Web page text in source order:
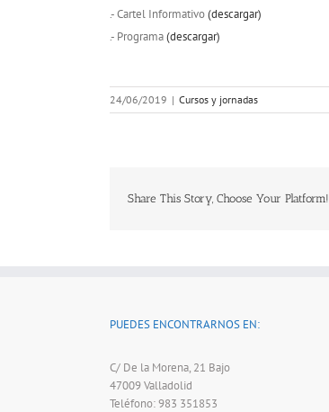
.- Cartel Informativo(descargar)
.- Programa(descargar)
24/06/2019 | Cursos y jornadas
Share This Story, Choose Your Platform!
PUEDES ENCONTRARNOS EN:
C/ De la Morena, 21 Bajo
47009 Valladolid
Teléfono: 983 351853